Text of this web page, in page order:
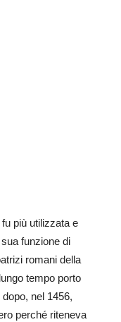
fu più utilizzata e
funzione di
romani della
tempo porto
nel 1456,
perché riteneva